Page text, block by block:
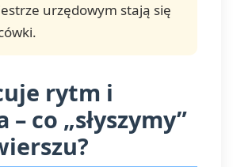
urzędowym stają się
rytm i
– co „słyszymy”